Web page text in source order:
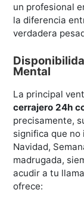
un profesional
la diferencia
verdadera
Mental
La principal
cerrajero 24h
precisamente,
significa que no
Navidad,
madrugada,
acudir a tu
ofrece: